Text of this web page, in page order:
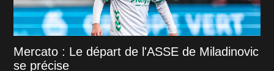
Mercato : Le départ de l'ASSE de Miladinovic
se précise